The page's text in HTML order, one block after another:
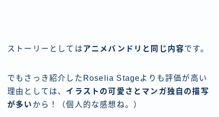
ストーリーとしてはアニメバンドリと同じ内容です。
でもさっき紹介したRoselia Stageよりも評価が高い
理由としては、 イラストの可愛さとマンガ独自の描写
が多い から！（個人的な感想ね。）